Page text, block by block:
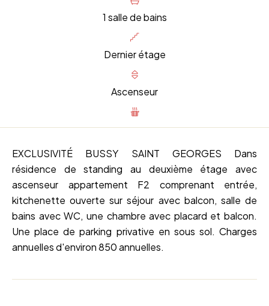
1 salle de bains
Dernier étage
Ascenseur
EXCLUSIVITÉ BUSSY SAINT GEORGES Dans
résidence de standing au deuxième étage avec
ascenseur appartement F2 comprenant entrée,
kitchenette ouverte sur séjour avec balcon, salle de
bains avec WC, une chambre avec placard et balcon.
Une place de parking privative en sous sol. Charges
annuelles d'environ 850 annuelles.